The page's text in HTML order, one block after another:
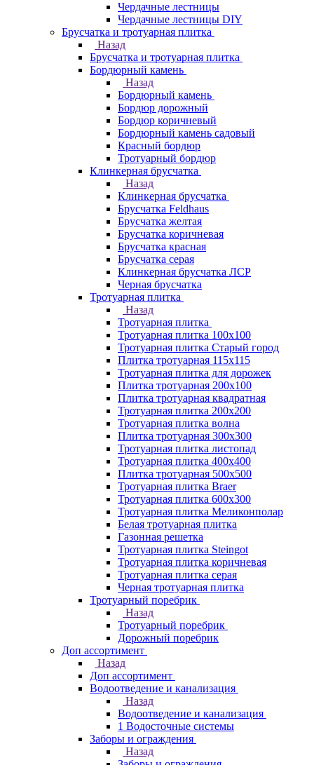
Чердачные лестницы
Чердачные лестницы DIY
Брусчатка и тротуарная плитка
Назад
Брусчатка и тротуарная плитка
Бордюрный камень
Назад
Бордюрный камень
Бордюр дорожный
Бордюр коричневый
Бордюрный камень садовый
Красный бордюр
Тротуарный бордюр
Клинкерная брусчатка
Назад
Клинкерная брусчатка
Брусчатка Feldhaus
Брусчатка желтая
Брусчатка коричневая
Брусчатка красная
Брусчатка серая
Клинкерная брусчатка ЛСР
Черная брусчатка
Тротуарная плитка
Назад
Тротуарная плитка
Тротуарная плитка 100x100
Тротуарная плитка Старый город
Плитка тротуарная 115x115
Тротуарная плитка для дорожек
Плитка тротуарная 200х100
Плитка тротуарная квадратная
Тротуарная плитка 200х200
Тротуарная плитка волна
Плитка тротуарная 300х300
Тротуарная плитка листопад
Тротуарная плитка 400х400
Плитка тротуарная 500x500
Тротуарная плитка Braer
Тротуарная плитка 600х300
Тротуарная плитка Меликонполар
Белая тротуарная плитка
Газонная решетка
Тротуарная плитка Steingot
Тротуарная плитка коричневая
Тротуарная плитка серая
Черная тротуарная плитка
Тротуарный поребрик
Назад
Тротуарный поребрик
Дорожный поребрик
Доп ассортимент
Назад
Доп ассортимент
Водоотведение и канализация
Назад
Водоотведение и канализация
1 Водосточные системы
Заборы и ограждения
Назад